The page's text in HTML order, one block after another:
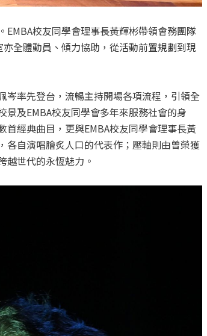
校友同學會理事長黃輝彬帶領會務團隊
全體動員、傾力協助，從活動前置規劃到現
岑率先登台，流暢主持開場各項流程，引領全
及EMBA校友同學會多年來服務社會的身
經典曲目，更與EMBA校友同學會理事長黃
各自演唱膾炙人口的代表作；壓軸則由曾榮獲
越世代的永恆魅力。